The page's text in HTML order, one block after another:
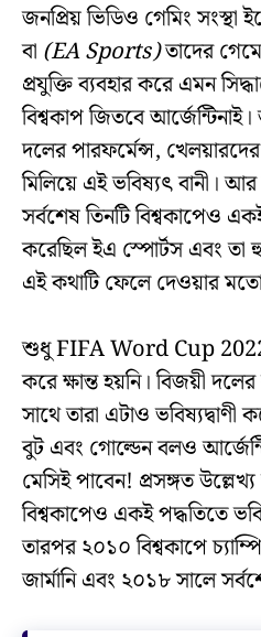
জনপ্রিয় ভিডিও গেমিং সংস্থা
বা (EA Sports)তাদের
প্রযুক্তি ব্যবহার করে এমন
বিশ্বকাপ জিতবে
দলের পারফর্মেন্স,
মিলিয়ে এই ভবিষ্যৎ বানী।
সর্বশেষ তিনটি বিশ্বকাপেও
করেছিল ইএ স্পোর্টস এবং তা
এই কথাটি ফেলে দেওয়ার
শুধু FIFA Word Cup 2022
করে ক্ষান্ত হয়নি। বিজয়ী
সাথে তারা এটাও
বুট এবং গোল্ডেন বলও
মেসিই পাবেন! প্রসঙ্গত উল্লেখ্য
বিশ্বকাপেও একই পদ্ধতিতে
তারপর ২০১০ বিশ্বকাপে
জার্মানি এবং ২০১৮ সালে